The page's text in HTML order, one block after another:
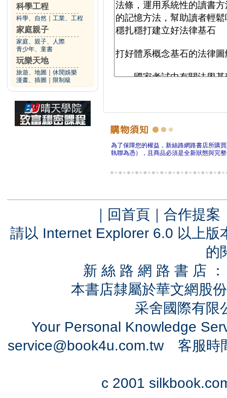
科學工程
科學、自然 工業、工程
家庭親子
家庭、親子、人際
青少年、童書
玩樂天地
旅遊、地圖
休閒娛樂
漫畫、插圖
限制級
為了保障您的權益，新絲路網路書店所購
執聯為憑），且商品必須是全新狀態與完
｜ 回首頁 ｜ 合作提案
請以 Internet Explorer 6.0 以上
的
新 絲 路 網 路 書 店
本書店隸屬於華文網股
采舍國際有
Your Personal Knowledge
service@book4u.com.tw客服時
c 2001